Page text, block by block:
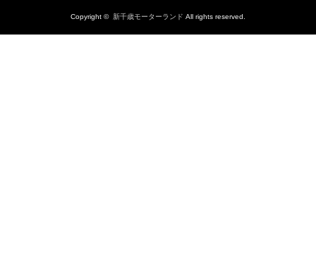
Copyright © 新千歳モーターランド All rights reserved.